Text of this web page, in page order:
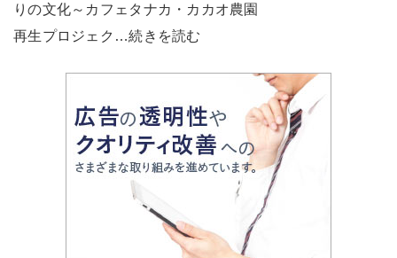
りの文化～カフェタナカ・カカオ農園
再生プロジェク…続きを読む